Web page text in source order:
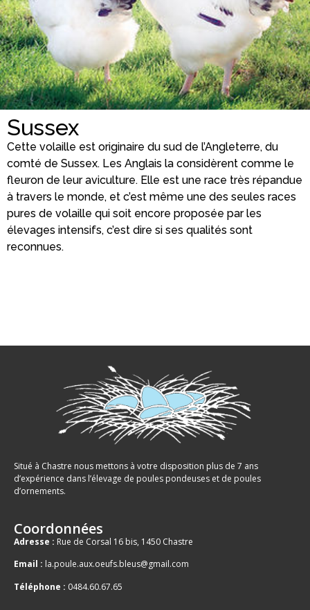
Sussex
Cette volaille est originaire du sud de l’Angleterre, du
comté de Sussex. Les Anglais la considèrent comme le
fleuron de leur aviculture. Elle est une race très répandue
à travers le monde, et c’est même une des seules races
pures de volaille qui soit encore proposée par les
élevages intensifs, c’est dire si ses qualités sont
reconnues.
Situé à Chastre nous mettons à votre disposition plus de 7 ans
d’expérience dans l’élevage de poules pondeuses et de poules
d’ornements.
Coordonnées
Adresse : Rue de Corsal 16 bis, 1450 Chastre
Email : la.poule.aux.oeufs.bleus@gmail.com
Téléphone : 0484.60.67.65